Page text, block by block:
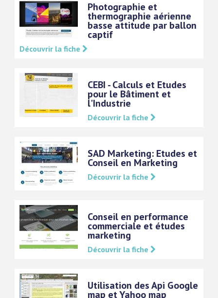
Photographie et
thermographie aérienne
basse attitude par ballon
captif
Découvrir la fiche
CEBI - Calculs et Etudes
pour le Bâtiment et
l'Industrie
Découvrir la fiche
SAD Marketing: Etudes et
Conseil en Marketing
Découvrir la fiche
Conseil en performance
commerciale et études
marketing
Découvrir la fiche
Utilisation des Api Google
map et Yahoo map